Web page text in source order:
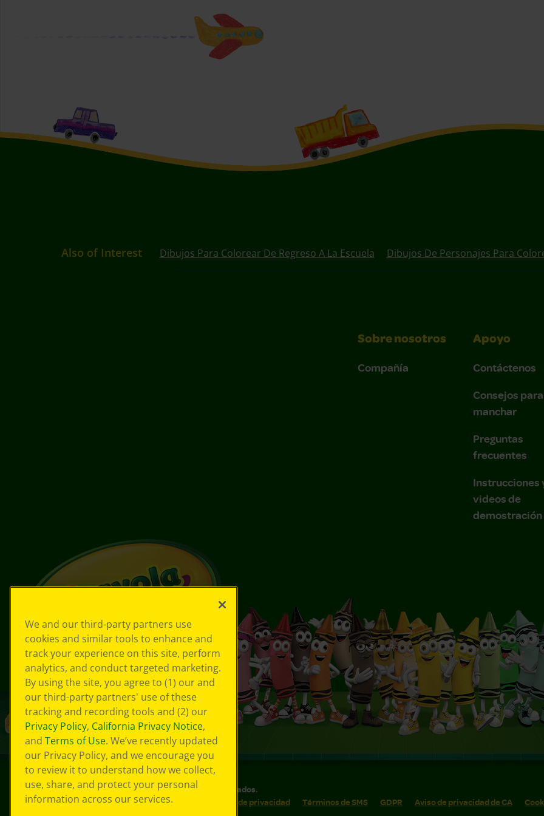
Also of Interest Dibujos Para Colorear De Regreso A La Escuela Dibujos De Personajes Para
Sobre nosotros
Compañía
Apoyo
Contáctenos
Consejos para
manchar
Preguntas
frecuentes
Instrucciones
videos de
demostración
© 2026 Crayola® Todos los derechos reservados.
Sus opciones de privacidad
Política de privacidad Términos de SMS GDPR Aviso de privacidad de CA
We and our third-party partners use
cookies and similar tools to enhance and
track your experience on this site, perform
analytics, and conduct targeted marketing.
By using the site, you agree to (1) our and
our third-party partners' use of these
tracking and recording tools and (2) our
Privacy Policy, California Privacy Notice,
and Terms of Use. We’ve recently updated
our Privacy Policy, and we encourage you
to review it to understand how we collect,
use, share, and protect your personal
information across our services.